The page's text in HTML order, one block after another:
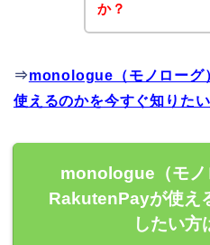
か？
⇒monologue（モノロー
使えるのかを今すぐ知りた
monologue（モノ
RakutenPayが使え
したい方